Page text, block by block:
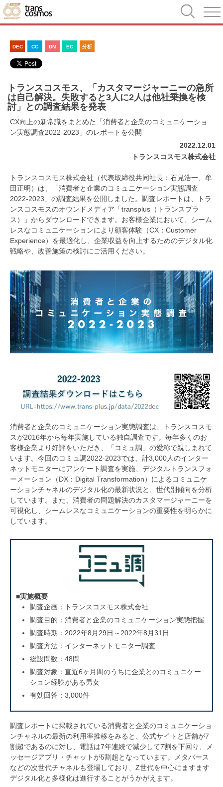
DEC CC DM EC 分析
トランスコスモス、「カスタマージャーニーの急所
は自己解決。失敗すると3人に2人は他社乗換を検
討」との調査結果を発表
CX向上の新常識をまとめた「消費者と企業のコミュニケーショ
ン実態調査2022-2023」のレポートを公開
2022.12.01
トランスコスモス株式会社
トランスコスモス株式会社（代表取締役共同社長：石見浩一、牟
田正明）は、「消費者と企業のコミュニケーション実態調査
2022-2023」の調査結果を公開しました。調査レポートは、トラ
ンスコスモスのオウンドメディア「transplus（トランスプラ
ス）」からダウンロードできます。お客様企業において、シーム
レスなコミュニケーションにより顧客体験（CX：Customer
Experience）を最適化し、企業収益を向上するためのデジタル化
戦略や、改善施策の検討にご活用ください。
消費者と企業のコミュニケーション実態調査は、トランスコスモ
スが2016年から毎年実施している独自調査です。毎年多くのお
客様企業より好評をいただき、「コミュ調」の愛称で親しまれて
います。今回のコミュ調2022-2023では、計3,000人のインター
ネットモニターにアンケート調査を実施、デジタルトランスフォ
ーメーション（DX：Digital Transformation）によるコミュニケ
ーションチャネルのデジタル化の最新状況と、世代別傾向を分析
しています。また、消費者の問題解決のカスタマージャーニーを
可視化し、シームレスなコミュニケーションの重要性を明らかに
しています。
■実施概要
調査企画：トランスコスモス株式会社
調査目的：消費者と企業のコミュニケーション実態把握
調査時期：2022年8月29日～2022年8月31日
調査方法：インターネットモニター調査
総設問数：48問
調査対象：直近6ヶ月間のうちに企業とのコミュニケー
ション経験がある男女
有効回答：3,000件
調査レポートに掲載されている消費者と企業のコミュニケーショ
ンチャネルの最新の利用率推移をみると、公式サイトと店舗が7
割超であるのに対し、電話は7年連続で減少して7割を下回り、メ
ッセージアプリ・チャットが5割超となっています。メタバース
などの次世代チャネルも登場しており、Z世代を中心にますます
デジタル化と多様化は進行することがうかがえます。